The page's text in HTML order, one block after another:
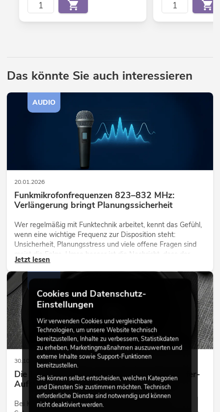
Das könnte Sie auch interessieren
20.01.2026
Funkmikrofonfrequenzen 823–832 MHz:
Verlängerung bringt Planungssicherheit
Wer regelmäßig mit Funktechnik arbeitet, kennt das Gefühl,
wenn eine wichtige Frequenz zur Disposition steht:
Unsicherheit, Planungsstress und viele offene Fragen sind
meist die Folge. Umso besser ist die Nachricht, dass der
Bereich 823–832 MHz nicht wie befürchtet zum Jahresende
entfällt, sondern in Deutschland weitere zehn Jahre nutzbar
bleibt.
Jetzt lesen
AUDIO
30.10.2025
Die Technik macht’s: Verschiedene Subwoofer-
Aufstellungen für Konzerte und Festivals
Bei Konzerten und im Club sind sie unverzichtbar:
AUDIO
Cookies und Datenschutz-
Einstellungen
Wir verwenden Cookies und vergleichbare
Technologien, um unsere Website technisch
bereitzustellen, Inhalte zu verbessern, Statistikdaten
zu erheben, Marketingmaßnahmen auszuwerten und
externe Inhalte sowie Support-Funktionen
bereitzustellen.
Sie können selbst entscheiden, welchen Kategorien
und Diensten Sie zustimmen möchten. Technisch
erforderliche Dienste sind notwendig und können
nicht deaktiviert werden.